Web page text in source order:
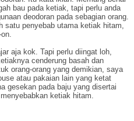
bau pada ketiak, tapi perlu anda
deodoran pada sebagian orang.
satu penyebab utama ketiak hitam,
aja kok. Tapi perlu diingat loh,
cenderung basah dan
orang-orang yang demikian, saya
atau pakaian lain yang ketat
gesekan pada baju yang disertai
ketiak hitam.